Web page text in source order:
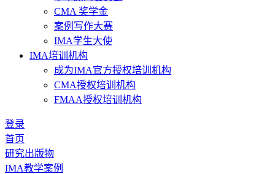
CMA 奖学金
案例写作大赛
IMA学生大使
IMA培训机构
成为IMA官方授权培训机构
CMA授权培训机构
FMAA授权培训机构
登录
首页
研究出版物
IMA教学案例